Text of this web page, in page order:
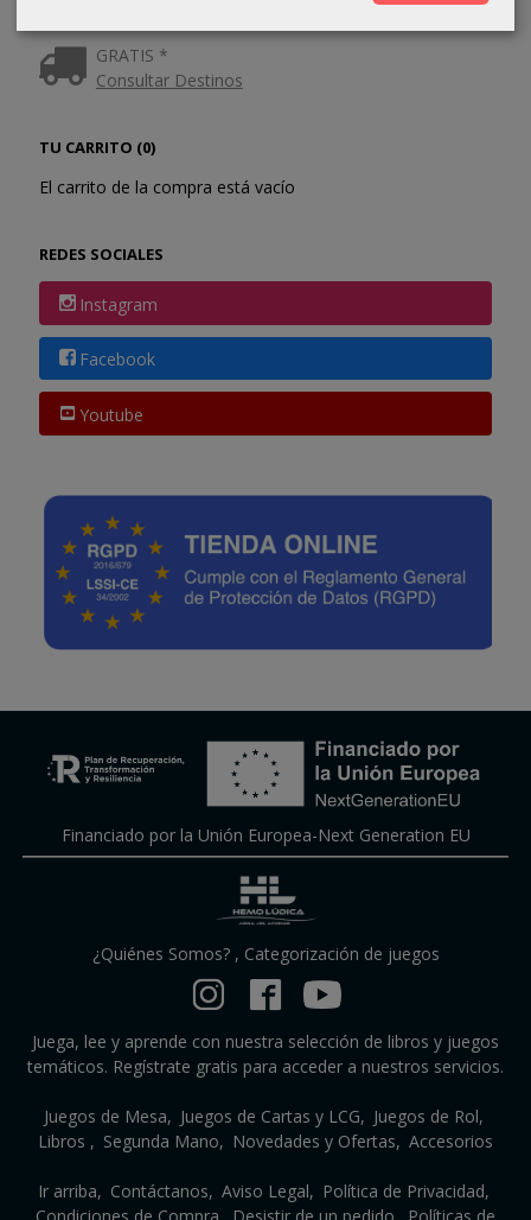
GRATIS *
Consultar Destinos
TU CARRITO (0)
El carrito de la compra está vacío
REDES SOCIALES
Instagram
Facebook
Youtube
Financiado por la Unión Europea-Next Generation EU
¿Quiénes Somos?, Categorización de juegos
Juega, lee y aprende con nuestra selección de libros y juegos
temáticos. Regístrate gratis para acceder a nuestros servicios.
Juegos de Mesa Juegos de Cartas y LCG
Juegos de Rol
Libros
Segunda Mano Novedades y Ofertas Accesorios
Ir arriba Contáctanos Aviso Legal
Política de Privacidad